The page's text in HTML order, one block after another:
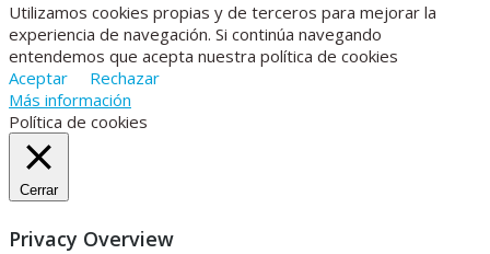
Utilizamos cookies propias y de terceros para mejorar la
experiencia de navegación. Si continúa navegando
entendemos que acepta nuestra política de cookies
Aceptar
Rechazar
Más información
Política de cookies
Cerrar
Privacy Overview